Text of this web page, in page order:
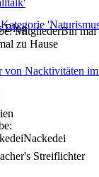
MitgliederBin mal
zu Hause
Nackedei
Blog
von Nacktivitäten
Streiflichter